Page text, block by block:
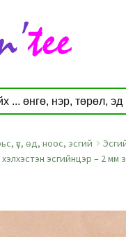
үс, өд, ноос, эсгий
эсгийнцэр – 2 мм